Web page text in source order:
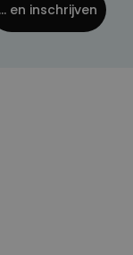
... en inschrijven